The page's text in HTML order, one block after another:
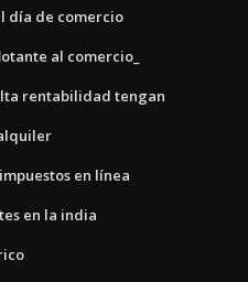
día de comercio
al comercio_
rentabilidad tengan
en línea
en la india